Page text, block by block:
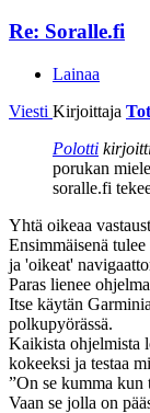
Re: Soralle.fi
Lainaa
Viesti Kirjoittaja
Polotti
porukan
soralle.fi
Yhtä oikeaa
Ensimmäisenä
ja 'oikeat'
Paras lienee
Itse käytän
polkupyörässä.
Kaikista ohjelmista
kokeeksi ja testaa
”On se kumma
Vaan se jolla on